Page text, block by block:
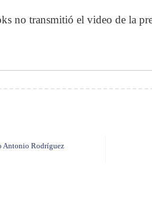
no transmitió el video de la
Antonio Rodríguez